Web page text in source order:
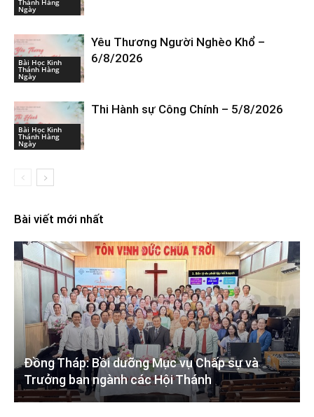
Ngày
Bài Học Kinh
Thánh Hàng
Ngày
Yêu Thương Người Nghèo Khổ –
6/8/2026
Bài Học Kinh
Thánh Hàng
Ngày
Thi Hành sự Công Chính – 5/8/2026
Bài viết mới nhất
Đồng Tháp: Bồi dưỡng Mục vụ Chấp sự và
Trưởng ban ngành các Hội Thánh